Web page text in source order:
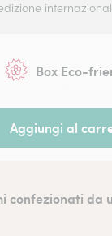
Box Eco-
Aggiungi al
confezionati da